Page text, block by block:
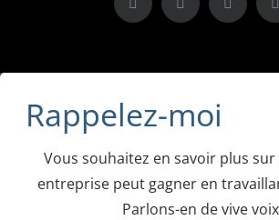
X LinkedInInstagram
Rappelez-moi
Vous souhaitez en savoir plus
entreprise peut gagner en
Parlons-en de vive